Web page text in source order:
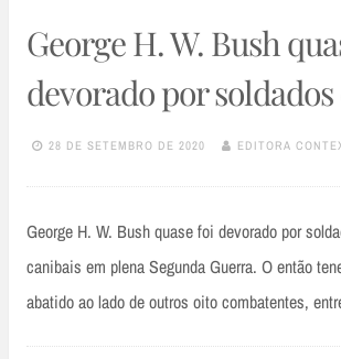
George H. W. Bush
devorado por
28 DE SETEMBRO DE 2020 EDITORA
George H. W. Bush quase foi devorado por
canibais em plena Segunda Guerra. O então
abatido ao lado de outros oito combatentes,